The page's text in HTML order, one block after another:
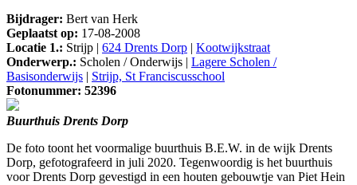
Bijdrager: Bert van Herk
Geplaatst op: 17-08-2008
Locatie 1.: Strijp | 624 Drents Dorp | Kootwijkstraat
Onderwerp.: Scholen / Onderwijs | Lagere Scholen /
Basisonderwijs | Strijp, St Franciscusschool
Fotonummer: 52396
Buurthuis Drents Dorp
De foto toont het voormalige buurthuis B.E.W. in de wijk Drents
Dorp, gefotografeerd in juli 2020. Tegenwoordig is het buurthuis
voor Drents Dorp gevestigd in een houten gebouwtje van Piet Hein